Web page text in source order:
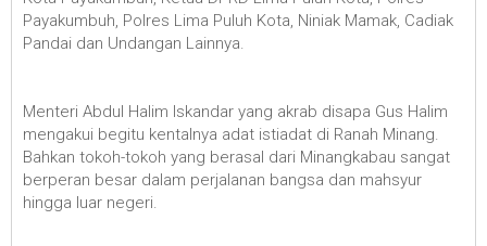
Payakumbuh, Polres Lima Puluh Kota, Niniak Mamak, Cadiak
Pandai dan Undangan Lainnya.
Menteri Abdul Halim Iskandar yang akrab disapa Gus Halim
mengakui begitu kentalnya adat istiadat di Ranah Minang.
Bahkan tokoh-tokoh yang berasal dari Minangkabau sangat
berperan besar dalam perjalanan bangsa dan mahsyur
hingga luar negeri.